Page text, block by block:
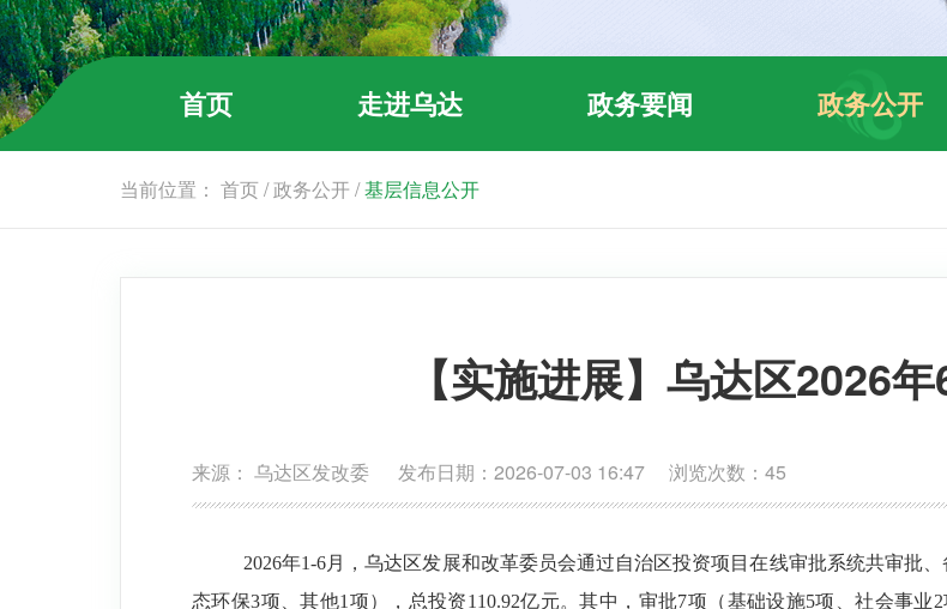
首页 走进乌达 政务要闻 政务公开
当前位置： 首页/政务公开 /基层信息公开
【实施进展】乌达区2026
来源： 乌达区发改委 发布日期：2026-07-03 16:47 浏览次数： 45
2026年1-6月，乌达区发展和改革委员会通过自治区投资项目在线审批系统共审批
态环保3项、其他1 项） ，总投资110.92亿元。其中，审批7项 （基础设施5项 、社会事业2